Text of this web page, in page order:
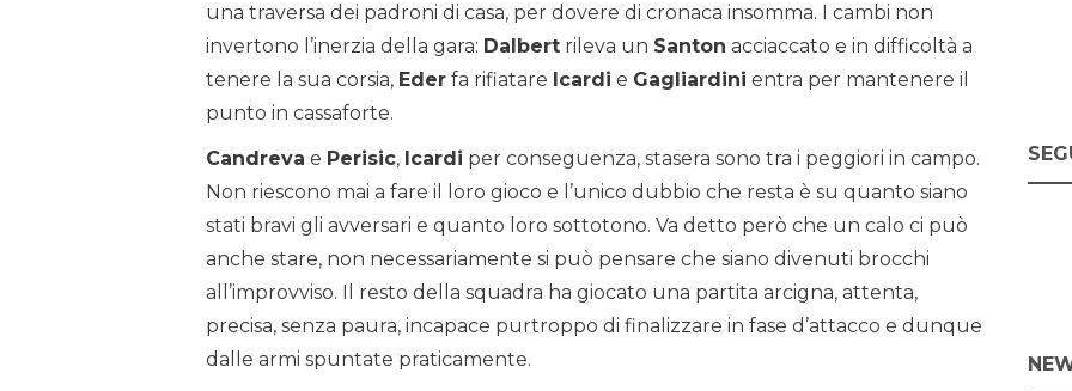
una traversa dei padroni di casa, per dovere di cronaca insomma. I cambi non
invertono l’inerzia della gara: Dalbert rileva un Santon acciaccato e in difficoltà a
tenere la sua corsia, Eder fa rifiatare Icardi e Gagliardini entra per mantenere il
punto in cassaforte.
Candreva e Perisic, Icardi per conseguenza, stasera sono tra i peggiori in campo.
Non riescono mai a fare il loro gioco e l’unico dubbio che resta è su quanto siano
stati bravi gli avversari e quanto loro sottotono. Va detto però che un calo ci può
anche stare, non necessariamente si può pensare che siano divenuti brocchi
all’improvviso. Il resto della squadra ha giocato una partita arcigna, attenta,
precisa, senza paura, incapace purtroppo di finalizzare in fase d’attacco e dunque
dalle armi spuntate praticamente.